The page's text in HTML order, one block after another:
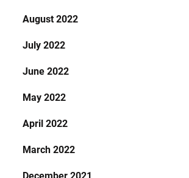
August 2022
July 2022
June 2022
May 2022
April 2022
March 2022